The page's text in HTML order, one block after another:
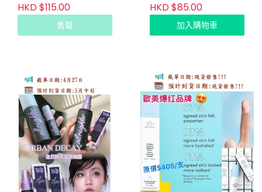
HKD $115.00
售罄
HKD $85.00
加入購物車